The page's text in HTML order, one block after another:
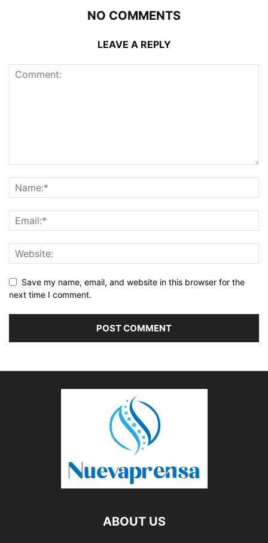
NO COMMENTS
LEAVE A REPLY
Save my name, email, and website in this browser for the
next time I comment.
ABOUT US